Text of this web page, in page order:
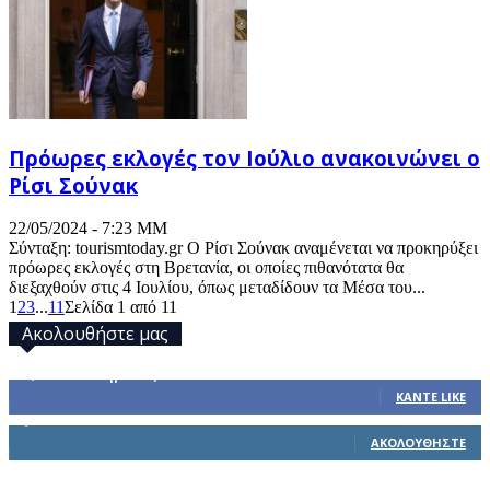
Πρόωρες εκλογές τον Ιούλιο ανακοινώνει ο
Ρίσι Σούνακ
22/05/2024 - 7:23 ΜΜ
Σύνταξη: tourismtoday.gr Ο Ρίσι Σούνακ αναμένεται να προκηρύξει
πρόωρες εκλογές στη Βρετανία, οι οποίες πιθανότατα θα
διεξαχθούν στις 4 Ιουλίου, όπως μεταδίδουν τα Μέσα του...
1 23...11Σελίδα 1 από 11
Ακολουθήστε μας
ΚΆΝΤΕ LIKE
ΑΚΟΛΟΥΘΉΣΤΕ